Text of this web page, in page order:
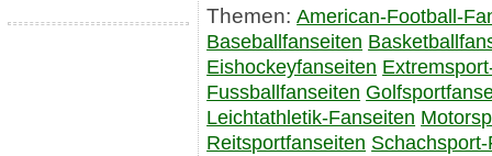
Themen:American-Football-
Baseballfanseiten
Eishockeyfanseiten
Fussballfanseiten
Leichtathletik-Fanseiten
Reitsportfanseiten